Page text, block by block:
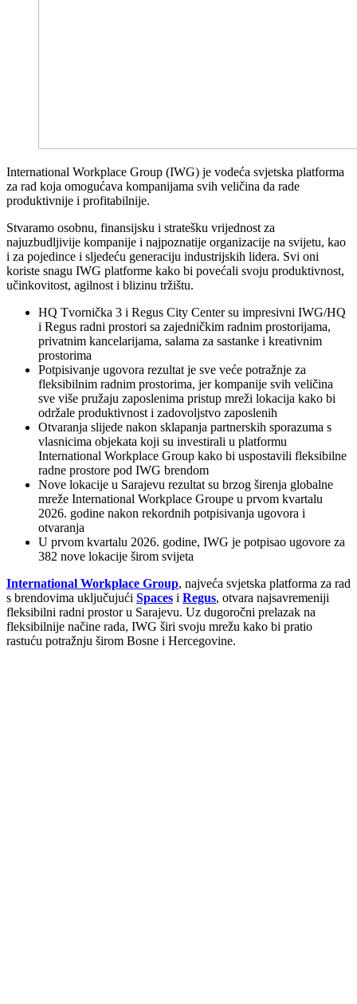
International Workplace Group (IWG) je vodeća svjetska platforma
za rad koja omogućava kompanijama svih veličina da rade
produktivnije i profitabilnije.
Stvaramo osobnu, finansijsku i stratešku vrijednost za
najuzbudljivije kompanije i najpoznatije organizacije na svijetu, kao
i za pojedince i sljedeću generaciju industrijskih lidera. Svi oni
koriste snagu IWG platforme kako bi povećali svoju produktivnost,
učinkovitost, agilnost i blizinu tržištu.
HQ Tvornička 3 i Regus City Center su impresivni IWG/HQ
i Regus radni prostori sa zajedničkim radnim prostorijama,
privatnim kancelarijama, salama za sastanke i kreativnim
prostorima
Potpisivanje ugovora rezultat je sve veće potražnje za
fleksibilnim radnim prostorima, jer kompanije svih veličina
sve više pružaju zaposlenima pristup mreži lokacija kako bi
održale produktivnost i zadovoljstvo zaposlenih
Otvaranja slijede nakon sklapanja partnerskih sporazuma s
vlasnicima objekata koji su investirali u platformu
International Workplace Group kako bi uspostavili fleksibilne
radne prostore pod IWG brendom
Nove lokacije u Sarajevu rezultat su brzog širenja globalne
mreže International Workplace Groupe u prvom kvartalu
2026. godine nakon rekordnih potpisivanja ugovora i
otvaranja
U prvom kvartalu 2026. godine, IWG je potpisao ugovore za
382 nove lokacije širom svijeta
International Workplace Group, najveća svjetska platforma za rad
s brendovima uključujući Spaces i Regus, otvara najsavremeniji
fleksibilni radni prostor u Sarajevu. Uz dugoročni prelazak na
fleksibilnije načine rada, IWG širi svoju mrežu kako bi pratio
rastuću potražnju širom Bosne i Hercegovine.